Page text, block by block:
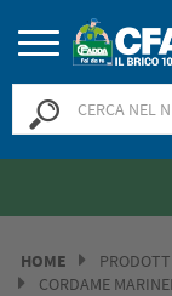
HOME
CORDAME